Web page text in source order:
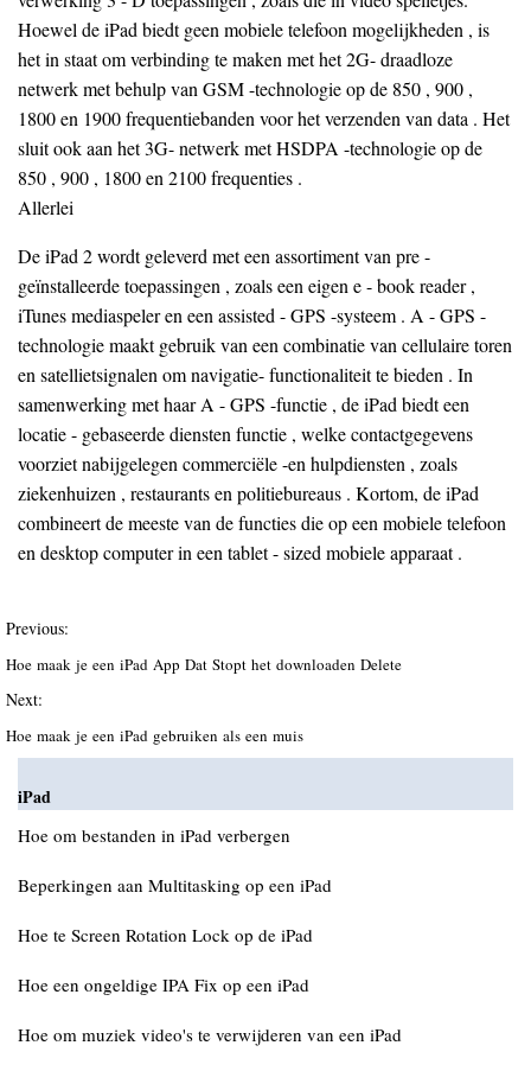
Hoewel de iPad biedt geen mobiele telefoon mogelijkheden , is
het in staat om verbinding te maken met het 2G- draadloze
netwerk met behulp van GSM -technologie op de 850 , 900 ,
1800 en 1900 frequentiebanden voor het verzenden van data . Het
sluit ook aan het 3G- netwerk met HSDPA -technologie op de
850 , 900 , 1800 en 2100 frequenties .
Allerlei
De iPad 2 wordt geleverd met een assortiment van pre -
geïnstalleerde toepassingen , zoals een eigen e - book reader ,
iTunes mediaspeler en een assisted - GPS -systeem . A - GPS -
technologie maakt gebruik van een combinatie van cellulaire toren
en satellietsignalen om navigatie- functionaliteit te bieden . In
samenwerking met haar A - GPS -functie , de iPad biedt een
locatie - gebaseerde diensten functie , welke contactgegevens
voorziet nabijgelegen commerciële -en hulpdiensten , zoals
ziekenhuizen , restaurants en politiebureaus . Kortom, de iPad
combineert de meeste van de functies die op een mobiele telefoon
en desktop computer in een tablet - sized mobiele apparaat .
Previous:
Hoe maak je een iPad App Dat Stopt het downloaden Delete
Next:
Hoe maak je een iPad gebruiken als een muis
iPad
Hoe om bestanden in iPad verbergen
Beperkingen aan Multitasking op een iPad
Hoe te Screen Rotation Lock op de iPad
Hoe een ongeldige IPA Fix op een iPad
Hoe om muziek video's te verwijderen van een iPad